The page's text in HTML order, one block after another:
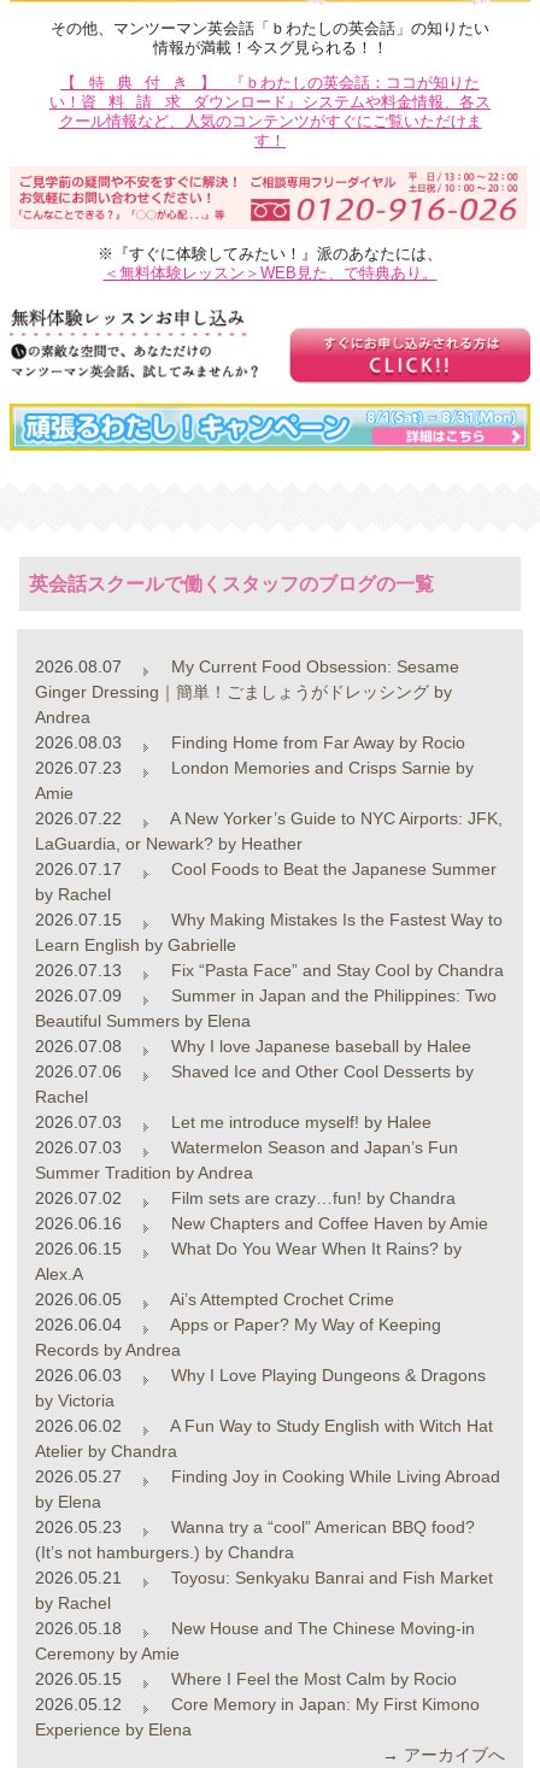
その他、マンツーマン英会話「ｂわたしの英会話」の知りたい
情報が満載！今スグ見られる！！
【特典付き】
『ｂわたしの英会話：ココが知りた
い！ 資料請求 ダウンロード』システムや料金情報、各ス
クール情報など、人気のコンテンツがすぐにご覧いただけま
す！
※『すぐに体験してみたい！』派のあなたには、
＜無料体験レッスン＞WEB見た、で特典あり。
英会話スクールで働くスタッフのブログの一覧
2026.08.07
My Current Food Obsession: Sesame
Ginger Dressing｜簡単！ごましょうがドレッシング by
Andrea
2026.08.03
Finding Home from Far Away by Rocio
2026.07.23
London Memories and Crisps Sarnie by
Amie
2026.07.22
A New Yorker’s Guide to NYC Airports: JFK,
LaGuardia, or Newark? by Heather
2026.07.17
Cool Foods to Beat the Japanese Summer
by Rachel
2026.07.15
Why Making Mistakes Is the Fastest Way to
Learn English by Gabrielle
2026.07.13
Fix “Pasta Face” and Stay Cool by Chandra
2026.07.09
Summer in Japan and the Philippines: Two
Beautiful Summers by Elena
2026.07.08
Why I love Japanese baseball by Halee
2026.07.06
Shaved Ice and Other Cool Desserts by
Rachel
2026.07.03
Let me introduce myself! by Halee
2026.07.03
Watermelon Season and Japan’s Fun
Summer Tradition by Andrea
2026.07.02
Film sets are crazy…fun! by Chandra
2026.06.16
New Chapters and Coffee Haven by Amie
2026.06.15
What Do You Wear When It Rains? by
Alex.A
2026.06.05
Ai’s Attempted Crochet Crime
2026.06.04
Apps or Paper? My Way of Keeping
Records by Andrea
2026.06.03
Why I Love Playing Dungeons & Dragons
by Victoria
2026.06.02
A Fun Way to Study English with Witch Hat
Atelier by Chandra
2026.05.27
Finding Joy in Cooking While Living Abroad
by Elena
2026.05.23
Wanna try a “cool” American BBQ food?
(It’s not hamburgers.) by Chandra
2026.05.21
Toyosu: Senkyaku Banrai and Fish Market
by Rachel
2026.05.18
New House and The Chinese Moving-in
Ceremony by Amie
2026.05.15
Where I Feel the Most Calm by Rocio
2026.05.12
Core Memory in Japan: My First Kimono
Experience by Elena
→ アーカイブへ